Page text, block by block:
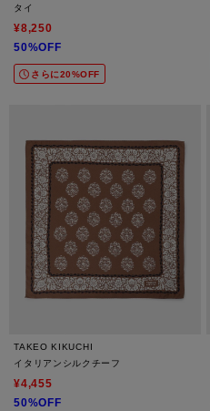
タイ
¥8,250
50%OFF
さらに20%OFF
TAKEO KIKUCHI
イタリアンシルクチーフ
¥4,455
50%OFF